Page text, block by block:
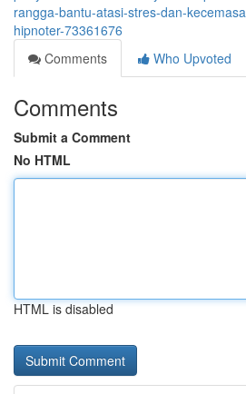
rangga-bantu-atasi-stres-dan-
hipnoter-73361676
Comments
Who Upvoted
Comments
Submit a Comment
No HTML
HTML is disabled